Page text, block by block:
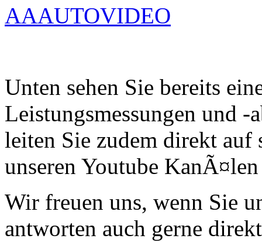
AAAUTOVIDEO
Unten sehen Sie bereits
Leistungsmessungen und -
leiten Sie zudem direkt auf
unseren Youtube
Wir freuen uns, wenn Sie
antworten auch gerne